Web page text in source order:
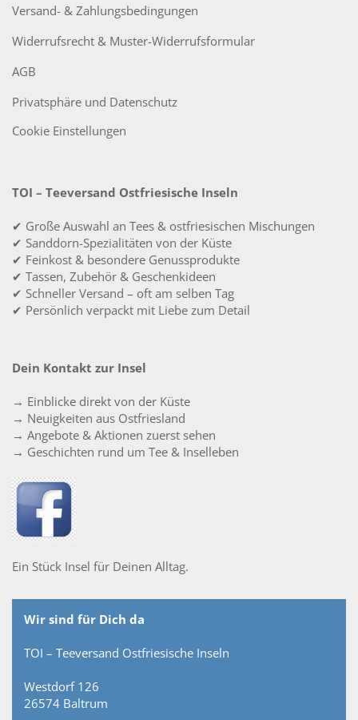
Versand- & Zahlungsbedingungen
Widerrufsrecht & Muster-Widerrufsformular
AGB
Privatsphäre und Datenschutz
Cookie Einstellungen
TOI – Teeversand Ostfriesische Inseln
✔ Große Auswahl an Tees & ostfriesischen Mischungen
✔ Sanddorn-Spezialitäten von der Küste
✔ Feinkost & besondere Genussprodukte
✔ Tassen, Zubehör & Geschenkideen
✔ Schneller Versand – oft am selben Tag
✔ Persönlich verpackt mit Liebe zum Detail
Dein Kontakt zur Insel
→ Einblicke direkt von der Küste
→ Neuigkeiten aus Ostfriesland
→ Angebote & Aktionen zuerst sehen
→ Geschichten rund um Tee & Inselleben
Ein Stück Insel für Deinen Alltag.
Wir sind für Dich da
TOI – Teeversand Ostfriesische Inseln
Westdorf 126
26574 Baltrum